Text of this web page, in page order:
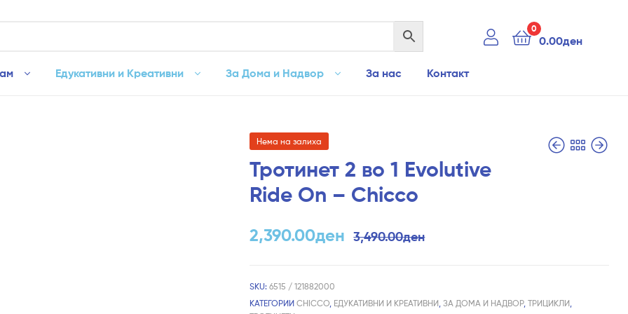
0
0.00ден
Едукативни и Креативни За Дома и Надвор За нас Контакт
Нема на залиха
Тротинет 2 во 1 Evolutive
Ride On – Chicco
3,490.00ден
2,390.00ден
SKU:6515 / 121882000
КАТЕГОРИИCHICCO ЕДУКАТИВНИ И КРЕАТИВНИ ,ЗА ДОМА И НАДВОР,ТРИЦИКЛИ